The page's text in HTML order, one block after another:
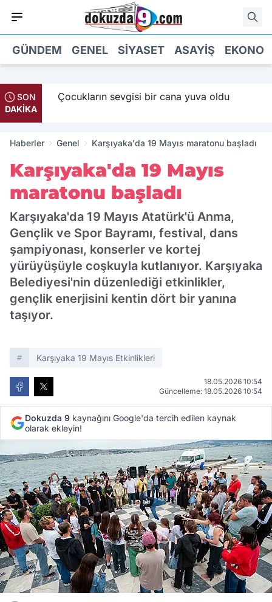
GÜNDEM GENEL SIYASET ASAYIŞ
SON
DAKİKA
Çocukların sevgisi bir cana yuva oldu
Haberler Genel Karşıyaka'da 19 Mayıs maratonu başladı
Karşıyaka'da 19 Mayıs
maratonu başladı
Karşıyaka'da 19 Mayıs Atatürk'ü Anma,
Gençlik ve Spor Bayramı, festival, dans
şampiyonası, konserler ve kortej
yürüyüşüyle coşkuyla kutlanıyor. Karşıyaka
Belediyesi'nin düzenlediği etkinlikler,
gençlik enerjisini kentin dört bir yanına
taşıyor.
Karşıyaka 19 Mayıs Etkinlikleri
18.05.2026 10:54
Güncelleme: 18.05.2026 10:54
Dokuzda 9 kaynağını Google'da tercih edilen kaynak
olarak ekleyin!